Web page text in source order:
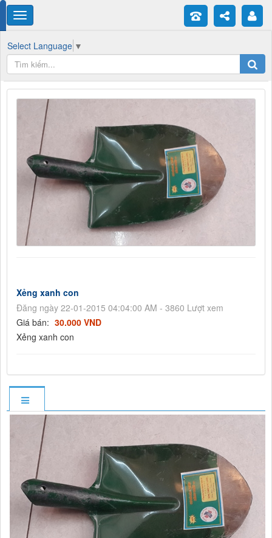
Select Language ▼
Xẻng xanh con
Đăng ngày 22-01-2015 04:04:00 AM - 3860 Lượt xem
Giá bán: 30.000 VND
Xẻng xanh con